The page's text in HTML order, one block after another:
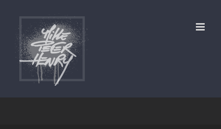
content